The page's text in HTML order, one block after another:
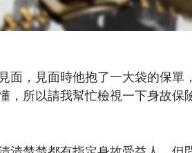
面，見面時他抱了一大袋的保單
，所以請我幫忙檢視一下身故保